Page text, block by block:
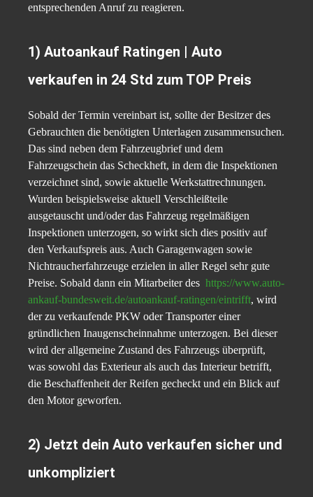
entsprechenden Anruf zu reagieren.
1) Autoankauf Ratingen | Auto
verkaufen in 24 Std zum TOP Preis
Sobald der Termin vereinbart ist, sollte der Besitzer des
Gebrauchten die benötigten Unterlagen zusammensuchen.
Das sind neben dem Fahrzeugbrief und dem
Fahrzeugschein das Scheckheft, in dem die Inspektionen
verzeichnet sind, sowie aktuelle Werkstattrechnungen.
Wurden beispielsweise aktuell Verschleißteile
ausgetauscht und/oder das Fahrzeug regelmäßigen
Inspektionen unterzogen, so wirkt sich dies positiv auf
den Verkaufspreis aus. Auch Garagenwagen sowie
Nichtraucherfahrzeuge erzielen in aller Regel sehr gute
Preise. Sobald dann ein Mitarbeiter des https://www.auto-
ankauf-bundesweit.de/autoankauf-ratingen/eintrifft, wird
der zu verkaufende PKW oder Transporter einer
gründlichen Inaugenscheinnahme unterzogen. Bei dieser
wird der allgemeine Zustand des Fahrzeugs überprüft,
was sowohl das Exterieur als auch das Interieur betrifft,
die Beschaffenheit der Reifen gecheckt und ein Blick auf
den Motor geworfen.
2) Jetzt dein Auto verkaufen sicher und
unkompliziert